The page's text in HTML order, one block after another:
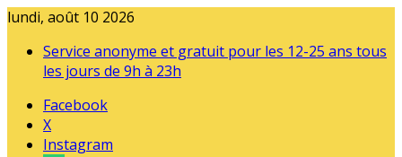
lundi, août 10 2026
Service anonyme et gratuit pour les 12-25 ans tous
les jours de 9h à 23h
Facebook
X
Instagram